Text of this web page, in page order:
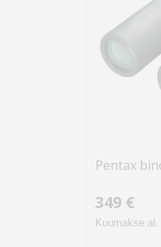
Pentax
349 €
Kuumakse al.